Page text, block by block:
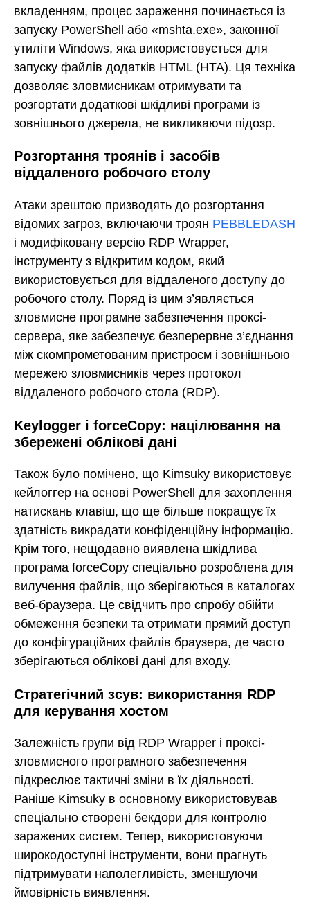
вкладенням, процес зараження починається із
запуску PowerShell або «mshta.exe», законної
утиліти Windows, яка використовується для
запуску файлів додатків HTML (HTA). Ця техніка
дозволяє зловмисникам отримувати та
розгортати додаткові шкідливі програми із
зовнішнього джерела, не викликаючи підозр.
Розгортання троянів і засобів
віддаленого робочого столу
Атаки зрештою призводять до розгортання
відомих загроз, включаючи троян PEBBLEDASH
і модифіковану версію RDP Wrapper,
інструменту з відкритим кодом, який
використовується для віддаленого доступу до
робочого столу. Поряд із цим з’являється
зловмисне програмне забезпечення проксі-
сервера, яке забезпечує безперервне з’єднання
між скомпрометованим пристроєм і зовнішньою
мережею зловмисників через протокол
віддаленого робочого стола (RDP).
Keylogger і forceCopy: націлювання на
збережені облікові дані
Також було помічено, що Kimsuky використовує
кейлоггер на основі PowerShell для захоплення
натискань клавіш, що ще більше покращує їх
здатність викрадати конфіденційну інформацію.
Крім того, нещодавно виявлена шкідлива
програма forceCopy спеціально розроблена для
вилучення файлів, що зберігаються в каталогах
веб-браузера. Це свідчить про спробу обійти
обмеження безпеки та отримати прямий доступ
до конфігураційних файлів браузера, де часто
зберігаються облікові дані для входу.
Стратегічний зсув: використання RDP
для керування хостом
Залежність групи від RDP Wrapper і проксі-
зловмисного програмного забезпечення
підкреслює тактичні зміни в їх діяльності.
Раніше Kimsuky в основному використовував
спеціально створені бекдори для контролю
заражених систем. Тепер, використовуючи
широкодоступні інструменти, вони прагнуть
підтримувати наполегливість, зменшуючи
ймовірність виявлення.